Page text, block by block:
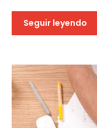
Seguir leyendo